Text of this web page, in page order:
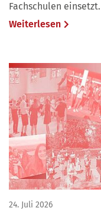
Fachschulen einsetzt.
Weiterlesen
24. Juli 2026